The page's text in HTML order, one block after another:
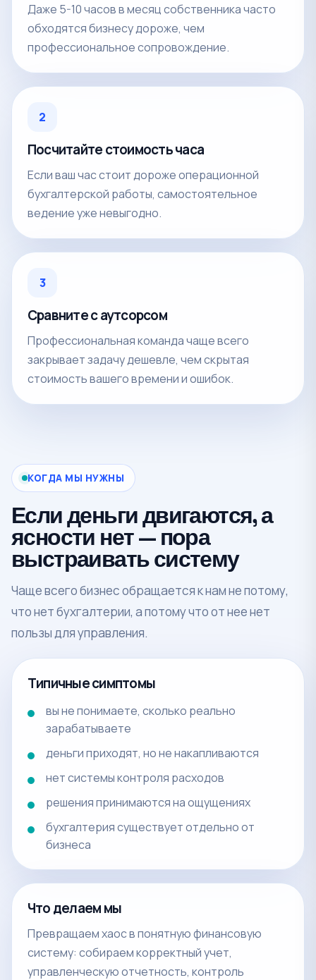
Даже 5-10 часов в месяц собственника часто
обходятся бизнесу дороже, чем
профессиональное сопровождение.
2
Посчитайте стоимость часа
Если ваш час стоит дороже операционной
бухгалтерской работы, самостоятельное
ведение уже невыгодно.
3
Сравните с аутсорсом
Профессиональная команда чаще всего
закрывает задачу дешевле, чем скрытая
стоимость вашего времени и ошибок.
КОГДА МЫ НУЖНЫ
Если деньги двигаются, а
ясности нет — пора
выстраивать систему
Чаще всего бизнес обращается к нам не потому,
что нет бухгалтерии, а потому что от нее нет
пользы для управления.
Типичные симптомы
вы не понимаете, сколько реально
зарабатываете
деньги приходят, но не накапливаются
нет системы контроля расходов
решения принимаются на ощущениях
бухгалтерия существует отдельно от
бизнеса
Что делаем мы
Превращаем хаос в понятную финансовую
систему: собираем корректный учет,
управленческую отчетность, контроль